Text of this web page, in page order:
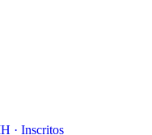
· Inscritos